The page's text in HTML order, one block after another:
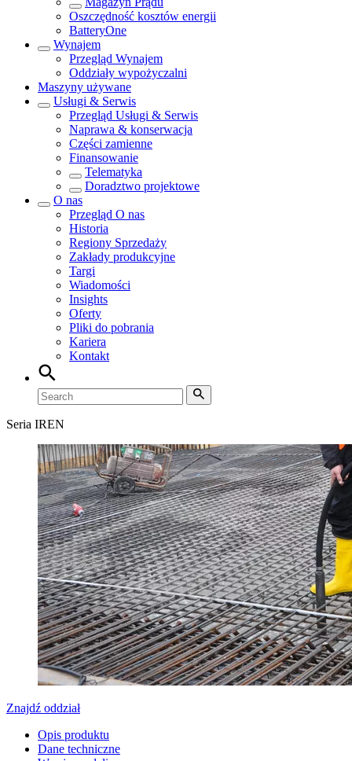
Oszczędność kosztów energii
BatteryOne
Wynajem
Przegląd Wynajem
Oddziały wypożyczalni
Maszyny używane
Usługi & Serwis
Przegląd Usługi & Serwis
Naprawa & konserwacja
Części zamienne
Finansowanie
Telematyka
Doradztwo projektowe
O nas
Przegląd O nas
Historia
Regiony Sprzedaży
Zakłady produkcyjne
Targi
Wiadomości
Insights
Oferty
Pliki do pobrania
Kariera
Kontakt
Seria IREN
Znajdź oddział
Opis produktu
Dane techniczne